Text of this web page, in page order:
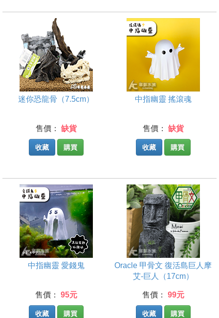
迷你恐龍骨（7.5cm）
售價： 缺貨
收藏 購買
中指幽靈 搖滾魂
售價： 缺貨
收藏 購買
中指幽靈 愛錢鬼
售價： 95元
收藏 購買
Oracle 甲骨文 復活島巨人摩
艾-巨人（17cm）
售價： 99元
收藏 購買